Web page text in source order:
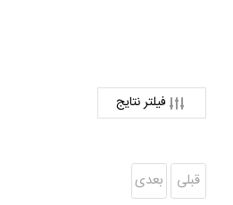
فیلتر نتایج
قبلی بعدی